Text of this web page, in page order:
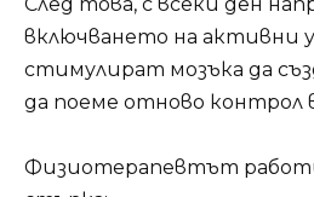
включването на активни
стимулират мозъка да
да поеме отново контрол
Физиотерапевтът